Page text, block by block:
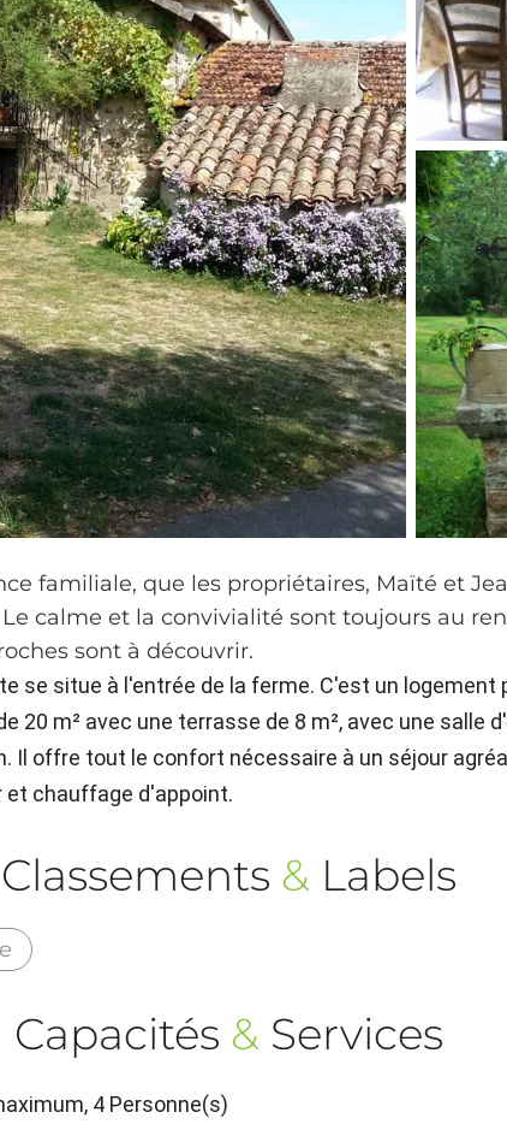
familiale, que les propriétaires, Maïté et
calme et la convivialité sont toujours au
sont à découvrir.
se situe à l'entrée de la ferme. C'est un logement
20 m² avec une terrasse de 8 m², avec une salle
Il offre tout le confort nécessaire à un séjour
chauffage d'appoint.
Classements & Labels
Capacités & Services
4 Personne(s)